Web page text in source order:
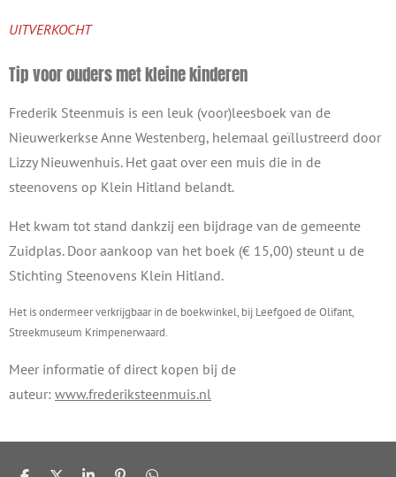
UITVERKOCHT
Tip voor ouders met kleine kinderen
Frederik Steenmuis is een leuk (voor)leesboek van de
Nieuwerkerkse Anne Westenberg, helemaal geïllustreerd door
Lizzy Nieuwenhuis. Het gaat over een muis die in de
steenovens op Klein Hitland belandt.
Het kwam tot stand dankzij een bijdrage van de gemeente
Zuidplas. Door aankoop van het boek (€ 15,00) steunt u de
Stichting Steenovens Klein Hitland.
Het is ondermeer verkrijgbaar in de boekwinkel, bij Leefgoed de Olifant,
Streekmuseum Krimpenerwaard.
Meer informatie of direct kopen bij de
auteur: www.frederiksteenmuis.nl